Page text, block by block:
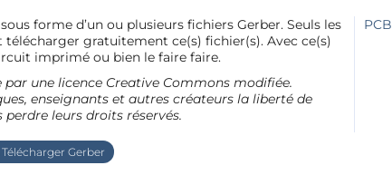
forme d’un ou plusieurs fichiers Gerber. Seuls les
gratuitement ce(s) fichier(s). Avec ce(s)
imprimé ou bien le faire faire.
une licence Creative Commons modifiée.
enseignants et autres créateurs la liberté de
perdre leurs droits réservés.
PCB
Télécharger Gerber